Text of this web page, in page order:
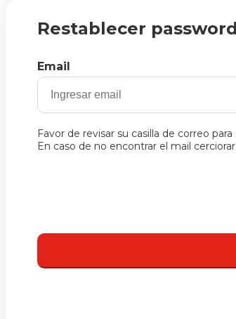
Restablecer password
Email
Favor de revisar su casilla de correo
En caso de no encontrar el mail